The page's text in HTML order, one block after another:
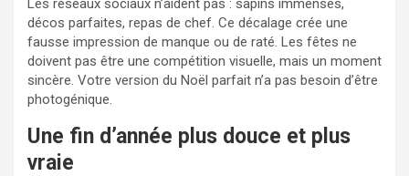
Les réseaux sociaux n’aident pas : sapins immenses,
décos parfaites, repas de chef. Ce décalage crée une
fausse impression de manque ou de raté. Les fêtes ne
doivent pas être une compétition visuelle, mais un moment
sincère. Votre version du Noël parfait n’a pas besoin d’être
photogénique.
Une fin d’année plus douce et plus
vraie